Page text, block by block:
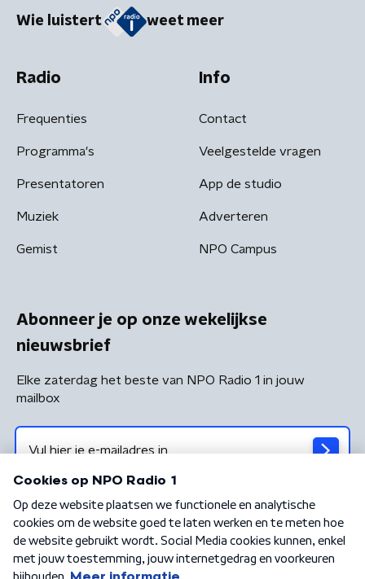
Wie luistert weet meer
Radio
Frequenties
Programma's
Presentatoren
Muziek
Gemist
Info
Contact
Veelgestelde vragen
App de studio
Adverteren
NPO Campus
Abonneer je op onze wekelijkse
nieuwsbrief
Elke zaterdag het beste van NPO Radio 1 in jouw
mailbox
Algemene voorwaarden